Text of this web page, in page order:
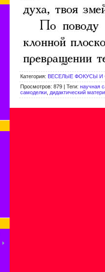
Категория: ВЕСЕЛЫЕ ФОКУСЫ И
Просмотров: 879 | Теги: научная
самоделки дидактический